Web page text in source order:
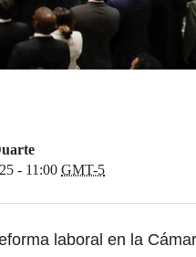
- 11:00 GMT-5
laboral en la